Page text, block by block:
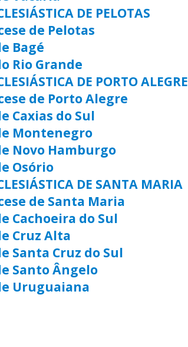
DE PELOTAS
de Pelotas
Bagé
Rio Grande
DE PORTO ALEGRE
de Porto Alegre
Caxias do Sul
Montenegro
Novo Hamburgo
Osório
DE SANTA MARIA
de Santa Maria
Cachoeira do Sul
Cruz Alta
Santa Cruz do Sul
Santo Ângelo
Uruguaiana